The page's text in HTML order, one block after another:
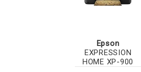
Epson
EXPRESSION
HOME XP-900